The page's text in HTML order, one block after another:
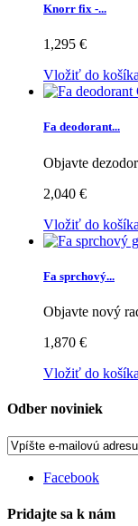
Knorr fix -...
1,295 €
Vložiť do košíka
Fa deodorant...
Objavte
2,040 €
Vložiť do košíka
Fa sprchový...
Objavte nový
1,870 €
Vložiť do košíka
Odber noviniek
Facebook
Pridajte sa k nám